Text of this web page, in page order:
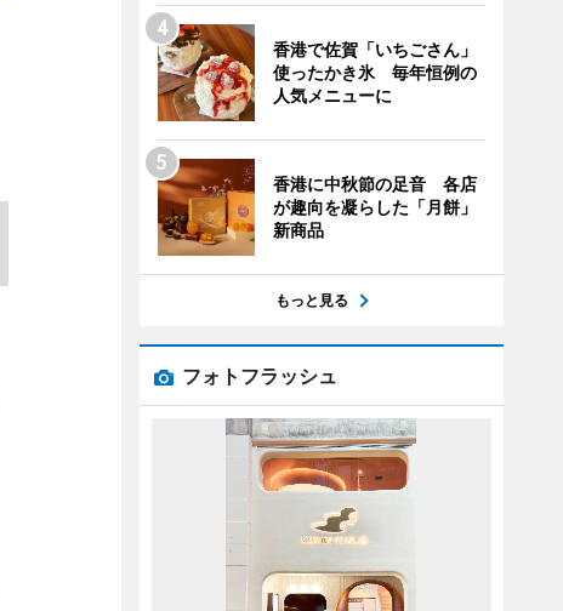
香港で佐賀「いちごさん」
使ったかき氷 毎年恒例の
人気メニューに
香港に中秋節の足音 各店
が趣向を凝らした「月餅」
新商品
もっと見る
フォトフラッシュ